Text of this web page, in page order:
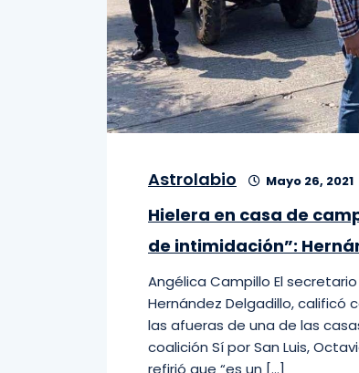
Astrolabio Mayo 26, 2021
Hielera en casa de
de intimidación”:
Angélica Campillo El
Hernández Delgadillo, calificó
las afueras de una de las
coalición Sí por San Luis,
refirió que “es un […]